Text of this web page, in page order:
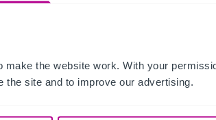
make the website work. With your
the site and to improve our advertising.
NH Collection eignet sich besonders gut
auf überzeugende Weise
Projekt und in seiner Fähigkeit,
unsere Gäste zu schaffen“, sagt Gonzalo